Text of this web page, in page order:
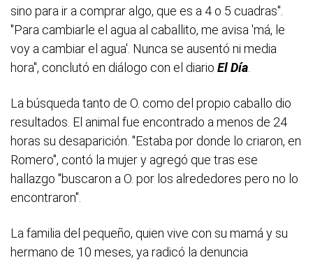
sino para ir a comprar algo, que es a 4 o 5 cuadras".
"Para cambiarle el agua al caballito, me avisa 'má, le
voy a cambiar el agua'. Nunca se ausentó ni media
hora", conclutó en diálogo con el diario El Día
La búsqueda tanto de O. como del propio caballo dio
resultados. El animal fue encontrado a menos de 24
horas su desaparición. "Estaba por donde lo criaron, en
Romero", contó la mujer y agregó que tras ese
hallazgo "buscaron a O. por los alrededores pero no lo
encontraron".
La familia del pequeño, quien vive con su mamá y su
hermano de 10 meses, ya radicó la denuncia